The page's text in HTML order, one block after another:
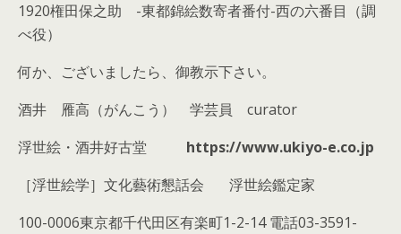
1920権田保之助 -東都錦絵数寄者番付-西の六番目（調
べ役）
何か、ございましたら、御教示下さい。
酒井 雁高（がんこう） 学芸員 curator
浮世絵・酒井好古堂
https://www.ukiyo-e.co.jp
［浮世絵学］文化藝術懇話会 浮世絵鑑定家
100-0006東京都千代田区有楽町1-2-14 電話03-3591-